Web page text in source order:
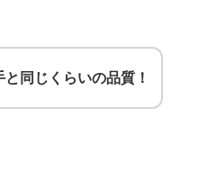
同じくらいの品質！